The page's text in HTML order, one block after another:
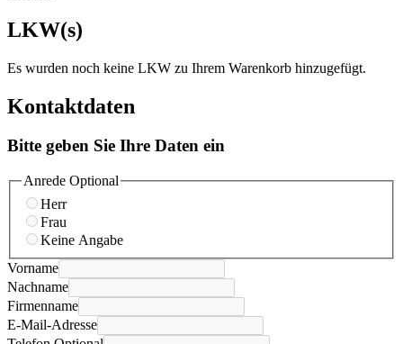
LKW(s)
Es wurden noch keine LKW zu Ihrem Warenkorb hinzugefügt.
Kontaktdaten
Bitte geben Sie Ihre Daten ein
Anrede Optional
Herr
Frau
Keine Angabe
Vorname
Nachname
Firmenname
E-Mail-Adresse